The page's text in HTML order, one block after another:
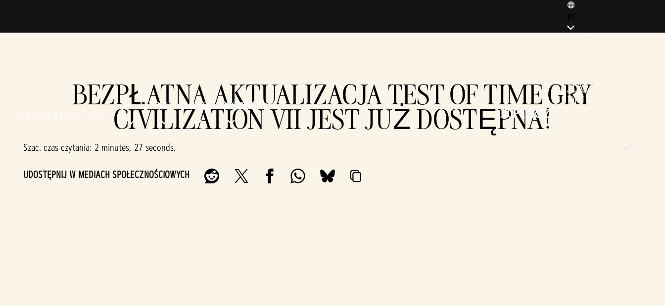
LATEST PORADNIKISPOŁECZNOŚĆWSPARCIE
KUP TERAZ
ITALIANO (IT)
DEUTSCH (DE)
BEZPŁATNA AKTUALIZACJA TEST OF TIME GRY
CIVILIZATION VII JEST JUŻ DOSTĘPNA!
Szac. czas czytania 2 minutes, 27 seconds
UDOSTĘPNIJ W MEDIACH SPOŁECZNOŚCIOWYCH